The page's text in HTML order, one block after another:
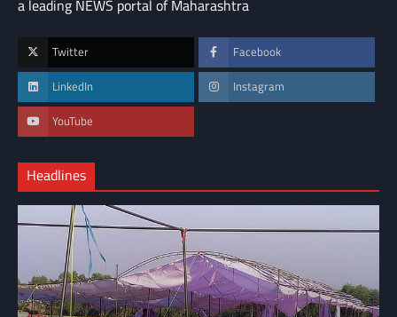
a leading NEWS portal of Maharashtra
Twitter Facebook
LinkedIn Instagram
YouTube
Headlines